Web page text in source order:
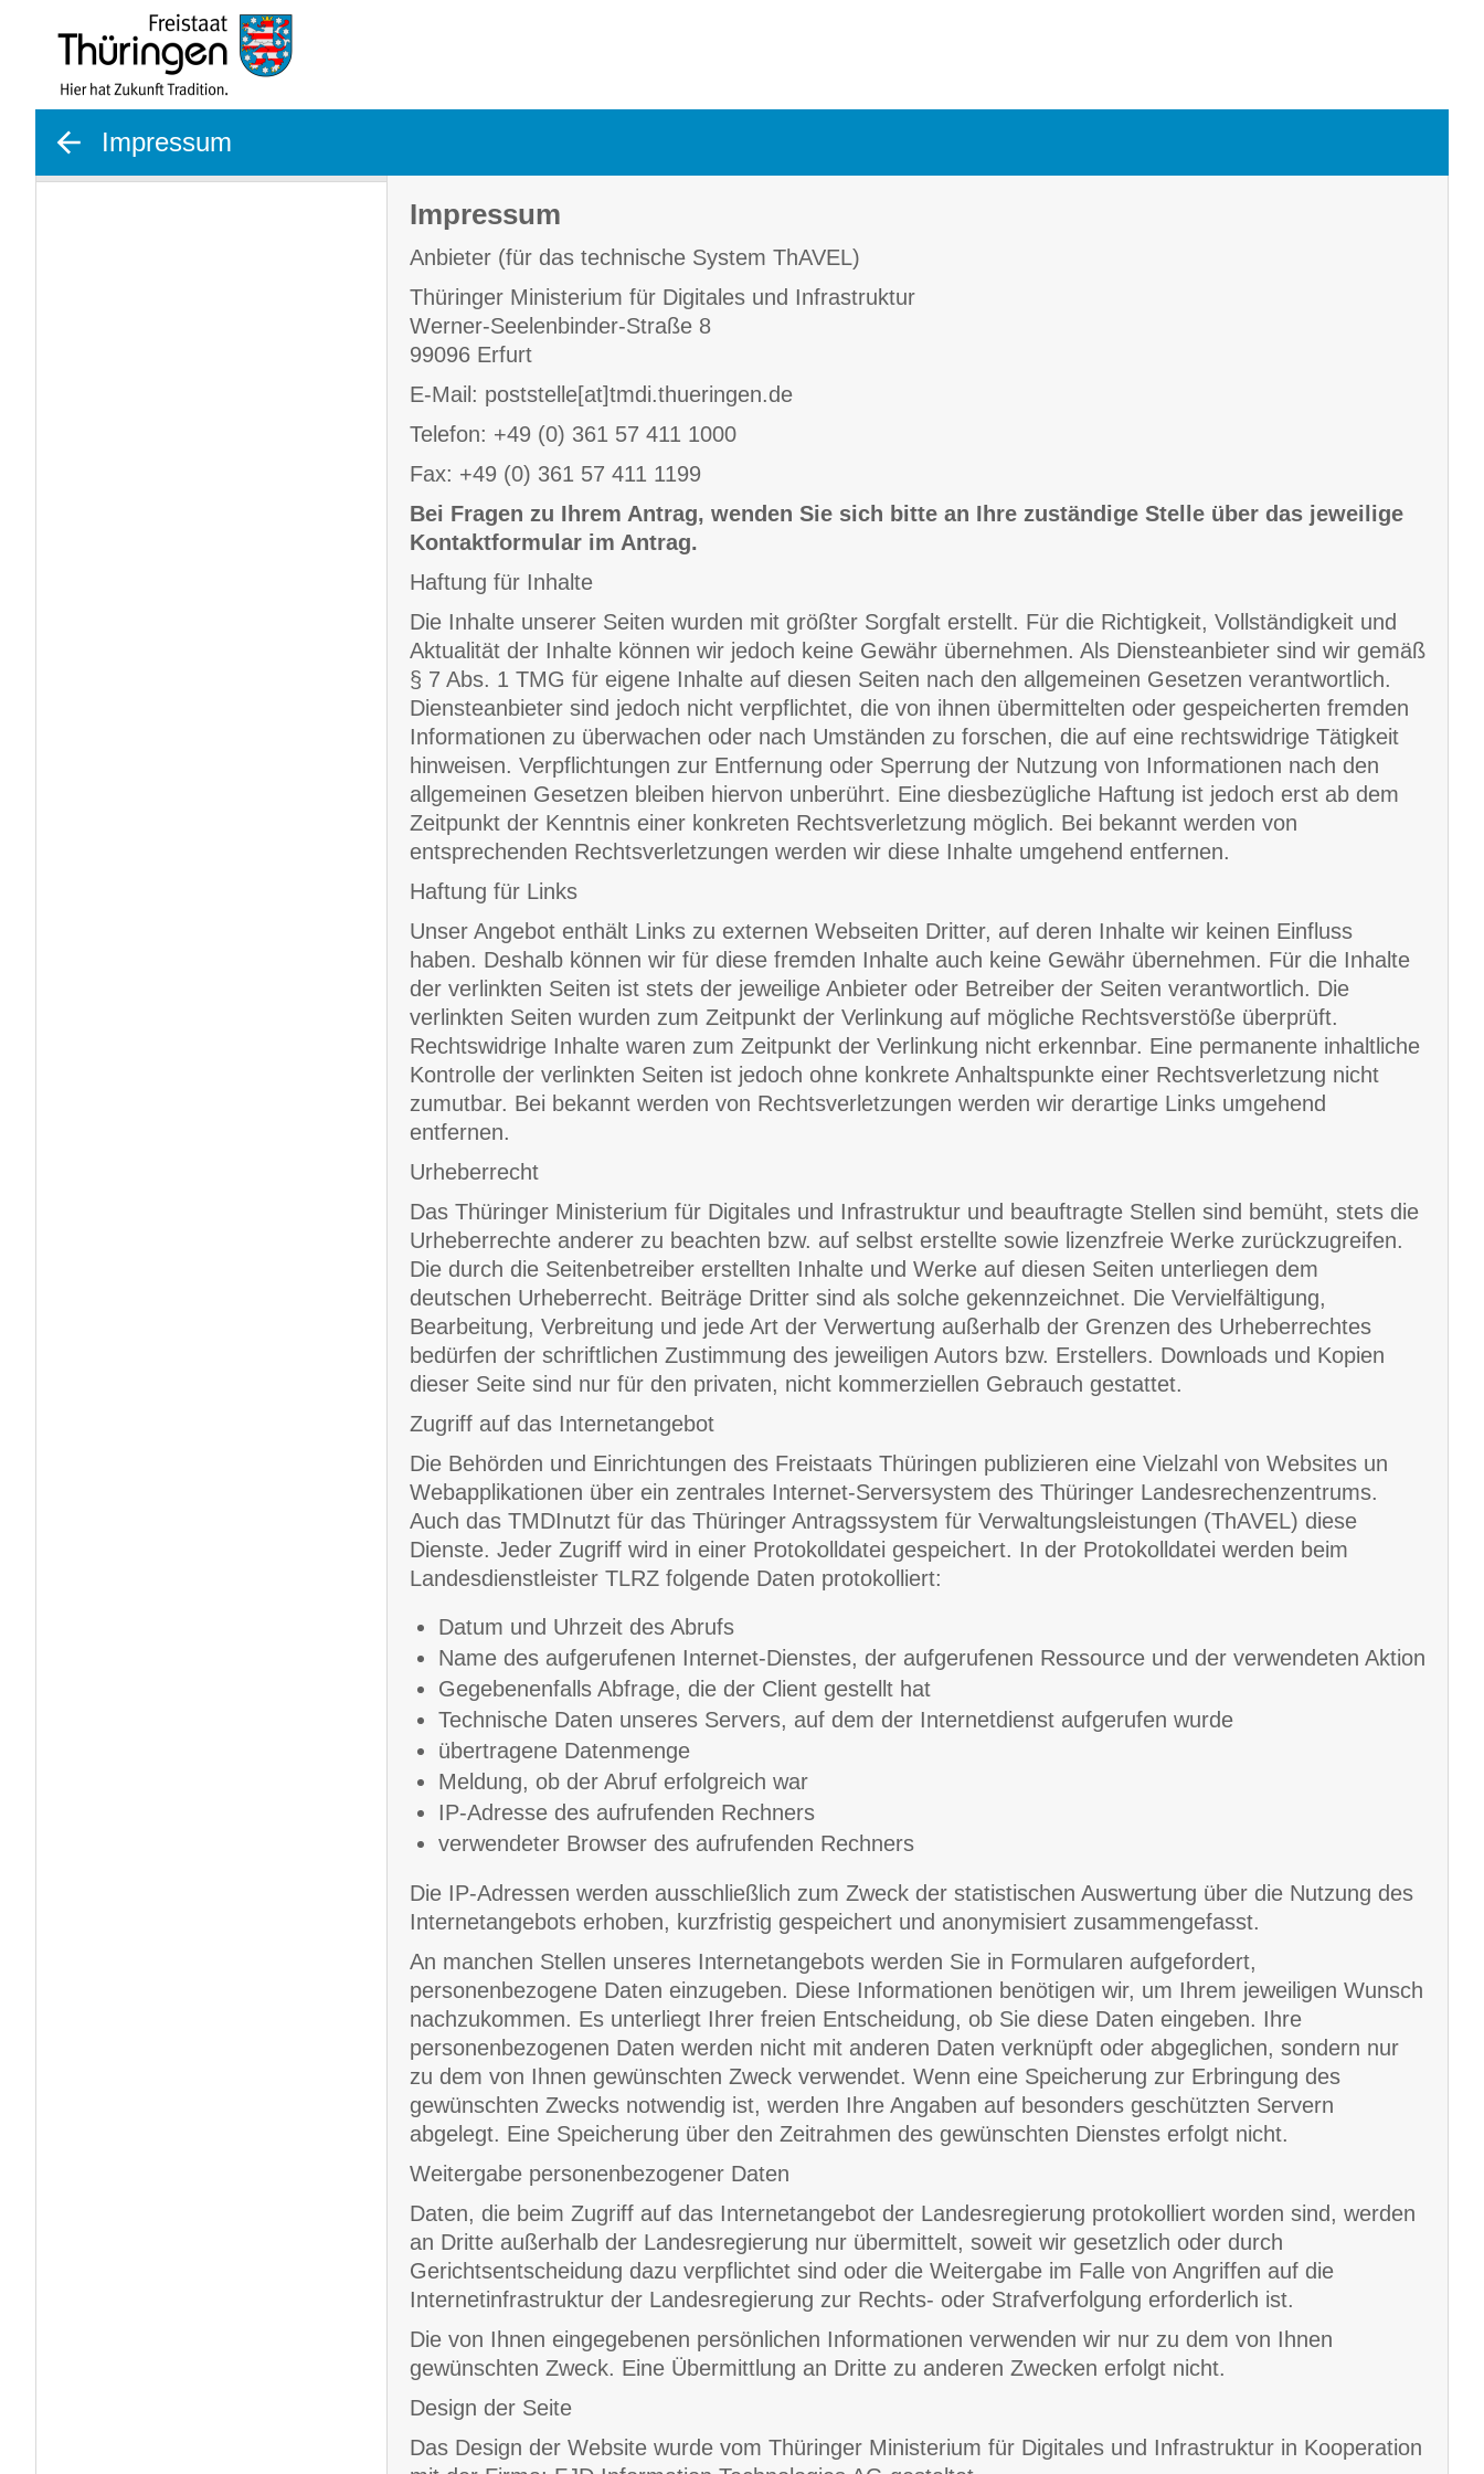
Impressum
Impressum
Anbieter (für das technische System ThAVEL)
Thüringer Ministerium für Digitales und Infrastruktur
Werner-Seelenbinder-Straße 8
99096 Erfurt
E-Mail: poststelle[at]tmdi.thueringen.de
Telefon: +49 (0) 361 57 411 1000
Fax: +49 (0) 361 57 411 1199
Bei Fragen zu Ihrem Antrag, wenden Sie sich bitte an Ihre zuständige Stelle über das jeweilige
Kontaktformular im Antrag.
Haftung für Inhalte
Die Inhalte unserer Seiten wurden mit größter Sorgfalt erstellt. Für die Richtigkeit, Vollständigkeit und
Aktualität der Inhalte können wir jedoch keine Gewähr übernehmen. Als Diensteanbieter sind wir gemäß
§ 7 Abs. 1 TMG für eigene Inhalte auf diesen Seiten nach den allgemeinen Gesetzen verantwortlich.
Diensteanbieter sind jedoch nicht verpflichtet, die von ihnen übermittelten oder gespeicherten fremden
Informationen zu überwachen oder nach Umständen zu forschen, die auf eine rechtswidrige Tätigkeit
hinweisen. Verpflichtungen zur Entfernung oder Sperrung der Nutzung von Informationen nach den
allgemeinen Gesetzen bleiben hiervon unberührt. Eine diesbezügliche Haftung ist jedoch erst ab dem
Zeitpunkt der Kenntnis einer konkreten Rechtsverletzung möglich. Bei bekannt werden von
entsprechenden Rechtsverletzungen werden wir diese Inhalte umgehend entfernen.
Haftung für Links
Unser Angebot enthält Links zu externen Webseiten Dritter, auf deren Inhalte wir keinen Einfluss
haben. Deshalb können wir für diese fremden Inhalte auch keine Gewähr übernehmen. Für die Inhalte
der verlinkten Seiten ist stets der jeweilige Anbieter oder Betreiber der Seiten verantwortlich. Die
verlinkten Seiten wurden zum Zeitpunkt der Verlinkung auf mögliche Rechtsverstöße überprüft.
Rechtswidrige Inhalte waren zum Zeitpunkt der Verlinkung nicht erkennbar. Eine permanente inhaltliche
Kontrolle der verlinkten Seiten ist jedoch ohne konkrete Anhaltspunkte einer Rechtsverletzung nicht
zumutbar. Bei bekannt werden von Rechtsverletzungen werden wir derartige Links umgehend
entfernen.
Urheberrecht
Das Thüringer Ministerium für Digitales und Infrastruktur und beauftragte Stellen sind bemüht, stets die
Urheberrechte anderer zu beachten bzw. auf selbst erstellte sowie lizenzfreie Werke zurückzugreifen.
Die durch die Seitenbetreiber erstellten Inhalte und Werke auf diesen Seiten unterliegen dem
deutschen Urheberrecht. Beiträge Dritter sind als solche gekennzeichnet. Die Vervielfältigung,
Bearbeitung, Verbreitung und jede Art der Verwertung außerhalb der Grenzen des Urheberrechtes
bedürfen der schriftlichen Zustimmung des jeweiligen Autors bzw. Erstellers. Downloads und Kopien
dieser Seite sind nur für den privaten, nicht kommerziellen Gebrauch gestattet.
Zugriff auf das Internetangebot
Die Behörden und Einrichtungen des Freistaats Thüringen publizieren eine Vielzahl von Websites un
Webapplikationen über ein zentrales Internet-Serversystem des Thüringer Landesrechenzentrums.
Auch das TMDInutzt für das Thüringer Antragssystem für Verwaltungsleistungen (ThAVEL) diese
Dienste. Jeder Zugriff wird in einer Protokolldatei gespeichert. In der Protokolldatei werden beim
Landesdienstleister TLRZ folgende Daten protokolliert:
Datum und Uhrzeit des Abrufs
Name des aufgerufenen Internet-Dienstes, der aufgerufenen Ressource und der verwendeten Aktion
Gegebenenfalls Abfrage, die der Client gestellt hat
Technische Daten unseres Servers, auf dem der Internetdienst aufgerufen wurde
übertragene Datenmenge
Meldung, ob der Abruf erfolgreich war
IP-Adresse des aufrufenden Rechners
verwendeter Browser des aufrufenden Rechners
Die IP-Adressen werden ausschließlich zum Zweck der statistischen Auswertung über die Nutzung des
Internetangebots erhoben, kurzfristig gespeichert und anonymisiert zusammengefasst.
An manchen Stellen unseres Internetangebots werden Sie in Formularen aufgefordert,
personenbezogene Daten einzugeben. Diese Informationen benötigen wir, um Ihrem jeweiligen Wunsch
nachzukommen. Es unterliegt Ihrer freien Entscheidung, ob Sie diese Daten eingeben. Ihre
personenbezogenen Daten werden nicht mit anderen Daten verknüpft oder abgeglichen, sondern nur
zu dem von Ihnen gewünschten Zweck verwendet. Wenn eine Speicherung zur Erbringung des
gewünschten Zwecks notwendig ist, werden Ihre Angaben auf besonders geschützten Servern
abgelegt. Eine Speicherung über den Zeitrahmen des gewünschten Dienstes erfolgt nicht.
Weitergabe personenbezogener Daten
Daten, die beim Zugriff auf das Internetangebot der Landesregierung protokolliert worden sind, werden
an Dritte außerhalb der Landesregierung nur übermittelt, soweit wir gesetzlich oder durch
Gerichtsentscheidung dazu verpflichtet sind oder die Weitergabe im Falle von Angriffen auf die
Internetinfrastruktur der Landesregierung zur Rechts- oder Strafverfolgung erforderlich ist.
Die von Ihnen eingegebenen persönlichen Informationen verwenden wir nur zu dem von Ihnen
gewünschten Zweck. Eine Übermittlung an Dritte zu anderen Zwecken erfolgt nicht.
Design der Seite
Das Design der Website wurde vom Thüringer Ministerium für Digitales und Infrastruktur in Kooperation